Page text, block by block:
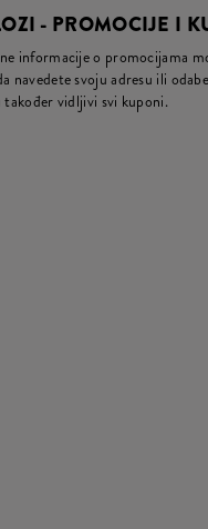
- PROMOCIJE I
informacije o promocijama
navedete svoju adresu ili
također vidljivi svi kuponi.